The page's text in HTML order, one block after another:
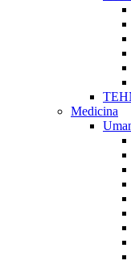
Medicina